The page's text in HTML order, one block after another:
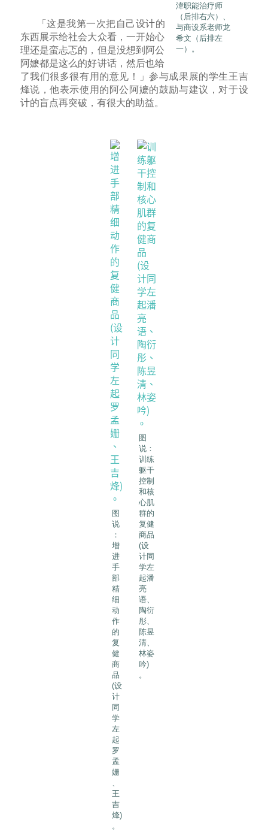
湋职能治疗师
（后排右六）、
与商设系老师龙
希文（后排左
一）。
「这是我第一次把自己设计的
东西展示给社会大众看，一开始心
理还是蛮忐忑的，但是没想到阿公
阿嬷都是这么的好讲话，然后也给
了我们很多很有用的意见！」参与成果展的学生王吉
烽说，他表示使用的阿公阿嬷的鼓励与建议，对于设
计的盲点再突破，有很大的助益。
图
说
：
增
进
手
部
精
细
动
作
的
复
健
商
品
(设
计
同
学
左
起
罗
孟
姗
王
吉
烽)
。
图
说：
训练
躯干
控制
和核
心肌
群的
复健
商品
(设
计同
学左
起潘
亮
语、
陶衍
彤、
陈昱
清、
林姿
吟)
。